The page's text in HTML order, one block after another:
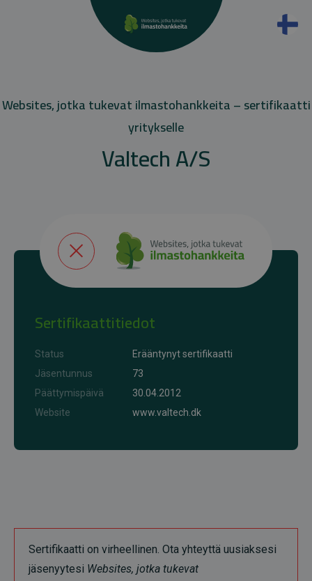
Websites, jotka tukevat ilmastohankkeita – sertifikaatti
yritykselle
Valtech A/S
Sertifikaattitiedot
Status
Erääntynyt sertifikaatti
Jäsentunnus
73
Päättymispäivä
30.04.2012
Website
www.valtech.dk
Sertifikaatti on virheellinen. Ota yhteyttä uusiaksesi
jäsenyytesi Websites, jotka tukevat